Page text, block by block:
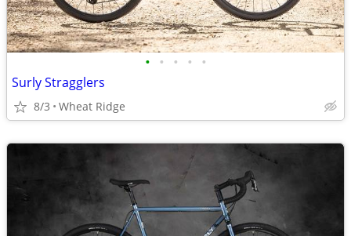
• • • • •
Surly Stragglers
8/3 Wheat Ridge